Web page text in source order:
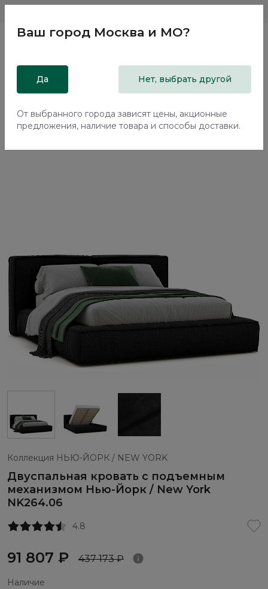
Главная
Кровати
Двуспальная кровать с подъемным механизмом Нью-Йорк
Коллекция НЬЮ-ЙОРК / NEW YORK
Двуспальная кровать с подъемным
механизмом Нью-Йорк / New York
NK264.06
4.8
91 807 ₽ 437 173 ₽
Наличие
Ваш город Москва и МО?
Да Нет, выбрать другой
От выбранного города зависят цены, акционные
предложения, наличие товара и способы доставки.